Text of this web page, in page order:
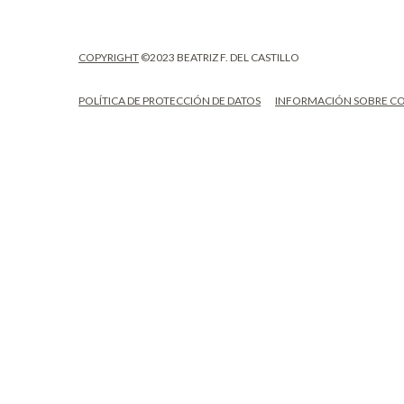
COPYRIGHT ©2023 BEATRIZ F. DEL CASTILLO
POLÍTICA DE PROTECCIÓN DE DATOS INFORMACIÓN SOBRE